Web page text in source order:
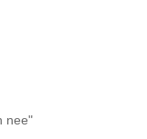
nee"